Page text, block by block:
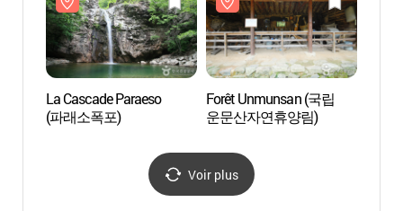
La Cascade Paraeso
(파래소폭포)
Forêt Unmunsan (국립
운문산자연휴양림)
Voir plus